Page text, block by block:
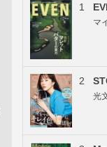
1
マ
2
光